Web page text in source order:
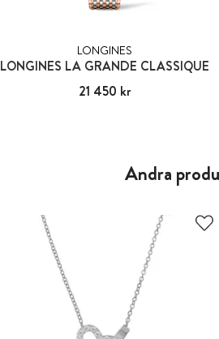
LONGINES
LONGINES LA GRANDE CLASSIQUE
Pris: 21 450 kr
21 450 kr
Andra